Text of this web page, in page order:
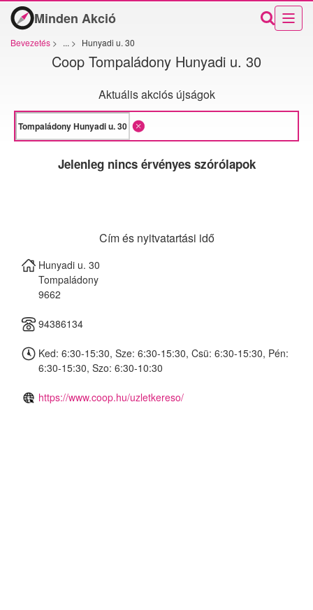
Minden Akció
Bevezetés > ... > Hunyadi u. 30
Coop Tompaládony Hunyadi u. 30
Aktuális akciós újságok
Jelenleg nincs érvényes szórólapok
Cím és nyitvatartási idő
Hunyadi u. 30
Tompaládony
9662
94386134
Ked: 6:30-15:30, Sze: 6:30-15:30, Csü: 6:30-15:30, Pén:
6:30-15:30, Szo: 6:30-10:30
https://www.coop.hu/uzletkereso/